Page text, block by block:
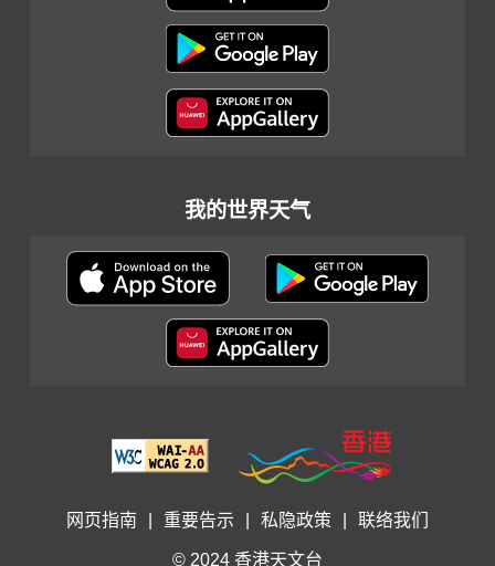
我的世界天气
网页指南 重要告示 私隐政策 联络我们
© 2024 香港天文台